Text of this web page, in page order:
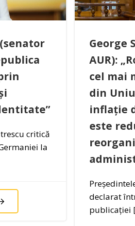
critică
la
George
AUR):
cel mai
din
inflație
este
declarat
publicației